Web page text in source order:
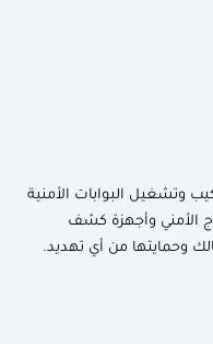
الأمنية
كشف
من أي تهديد.